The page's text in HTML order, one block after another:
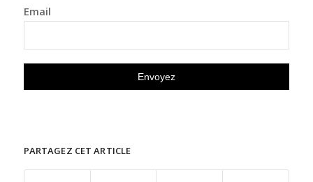
Email
PARTAGEZ CET ARTICLE